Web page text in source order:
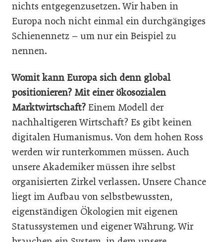
nichts entgegenzusetzen. Wir haben in
Europa noch nicht einmal ein durchgängiges
Schienennetz – um nur ein Beispiel zu
nennen.
Womit kann Europa sich denn global
positionieren? Mit einer ökosozialen
Marktwirtschaft? Einem Modell der
nachhaltigeren Wirtschaft? Es gibt keinen
digitalen Humanismus. Von dem hohen Ross
werden wir runterkommen müssen. Auch
unsere Akademiker müssen ihre selbst
organisierten Zirkel verlassen. Unsere Chance
liegt im Aufbau von selbstbewussten,
eigenständigen Ökologien mit eigenen
Statussystemen und eigener Währung. Wir